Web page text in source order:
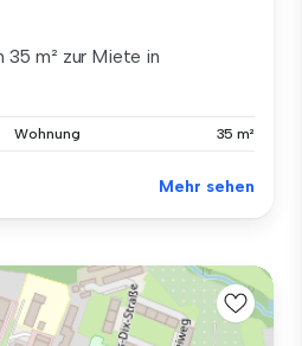
35 m² zur Miete in
Wohnung 35 m²
Mehr sehen